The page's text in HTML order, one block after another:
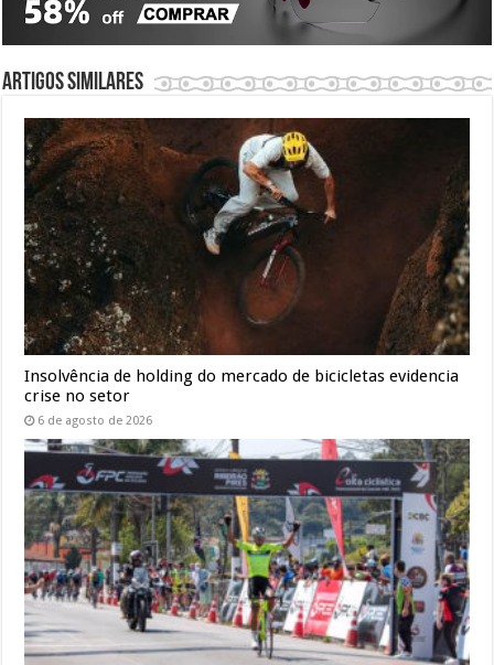
Artigos similares
Insolvência de holding do mercado de bicicletas evidencia
crise no setor
6 de agosto de 2026